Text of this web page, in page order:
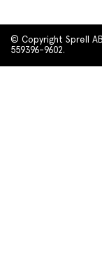
© Copyright Sprell
559396-9602.